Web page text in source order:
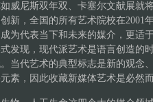
威尼斯双年双、卡塞尔文献展就
新，全国的所有艺术院校在2001
为代表当下和未来的媒介，更适
发现，现代派艺术是语言创造的
当代艺术的典型标志是新的观念
素，因此收藏新媒体艺术是必然